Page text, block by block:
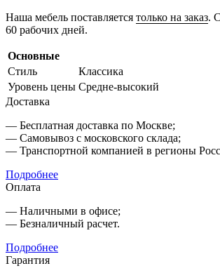
Наша мебель поставляется только на заказ.
60 рабочих дней.
Основные
Стиль
Классика
Уровень цены Средне-высокий
Доставка
— Бесплатная доставка по Москве;
— Самовывоз с московского склада;
— Транспортной компанией в регионы
Подробнее
Оплата
— Наличными в офисе;
— Безналичный расчет.
Подробнее
Гарантия